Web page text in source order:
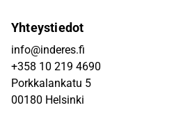
Yhteystiedot
info@inderes.fi
+358 10 219 4690
Porkkalankatu 5
00180 Helsinki